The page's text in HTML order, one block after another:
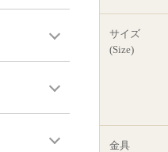
サイズ
(Size)
金具